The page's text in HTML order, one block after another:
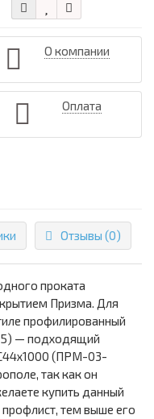
О компании
Оплата
Отзывы (0)
проката
Призма. Для
профилированный
— подходящий
(ПРМ-03-
так как он
купить данный
тем выше его